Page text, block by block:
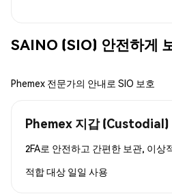
SAINO (SIO) 안전하게
Phemex 전문가의 안내로 SIO 보호
Phemex 지갑 (Custodial)
2FA로 안전하고 간편한 보관, 이상
적합 대상 일일 사용